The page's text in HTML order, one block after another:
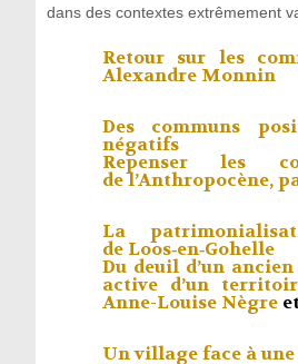
dans des contextes extrêmement
Retour sur les
Alexandre Monnin
Des communs
négatifs
Repenser les
de l’Anthropocène,
La
de Loos‑en‑Gohelle
Du deuil d’un
active d’un
Anne-Louise Nègreet
Un village face à